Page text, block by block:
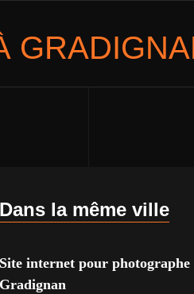
Dans la même ville
Site internet pour photographe
Gradignan